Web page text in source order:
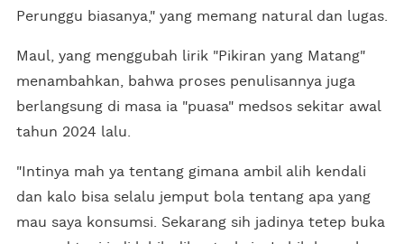
Perunggu biasanya," yang memang natural dan lugas.
Maul, yang menggubah lirik "Pikiran yang Matang"
menambahkan, bahwa proses penulisannya juga
berlangsung di masa ia "puasa" medsos sekitar awal
tahun 2024 lalu.
"Intinya mah ya tentang gimana ambil alih kendali
dan kalo bisa selalu jemput bola tentang apa yang
mau saya konsumsi. Sekarang sih jadinya tetep buka